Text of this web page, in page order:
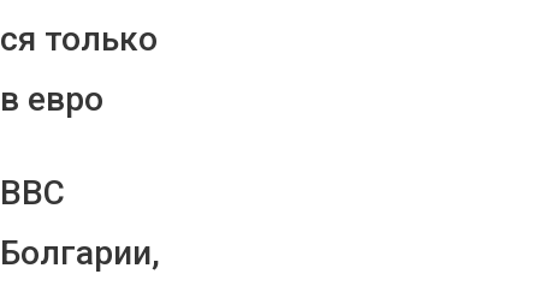
ся только
в евро
ВВС
Болгарии,